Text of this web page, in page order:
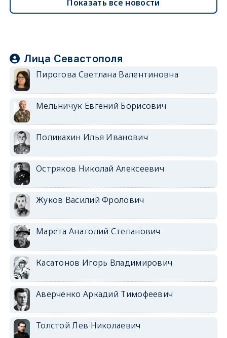
Показать все новости
Лица Севастополя
Пирогова Светлана Валентиновна
Мельничук Евгений Борисович
Поликахин Илья Иванович
Остряков Николай Алексеевич
Жуков Василий Фролович
Марета Анатолий Степанович
Касатонов Игорь Владимирович
Аверченко Аркадий Тимофеевич
Толстой Лев Николаевич